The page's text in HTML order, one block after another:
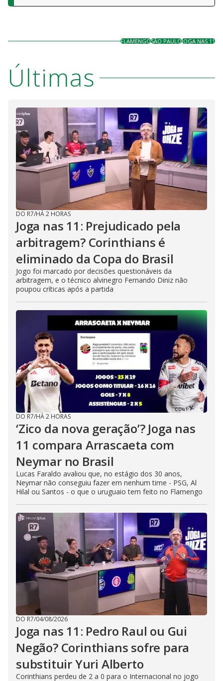
FLAMENGOSÃO PAULOJOGA NAS 11
Últimas
DO R7/HÁ 2 HORAS
Joga nas 11: Prejudicado pela
arbitragem? Corinthians é
eliminado da Copa do Brasil
Jogo foi marcado por decisões questionáveis da
arbitragem, e o técnico alvinegro Fernando Diniz não
poupou críticas após a partida
DO R7/HÁ 2 HORAS
‘Zico da nova geração’? Joga nas
11 compara Arrascaeta com
Neymar no Brasil
Lucas Faraldo avaliou que, no estágio dos 30 anos,
Neymar não conseguiu fazer em nenhum time - PSG, Al
Hilal ou Santos - o que o uruguaio tem feito no Flamengo
DO R7/04/08/2026
Joga nas 11: Pedro Raul ou Gui
Negão? Corinthians sofre para
substituir Yuri Alberto
Corinthians perdeu de 2 a 0 para o Internacional no jogo